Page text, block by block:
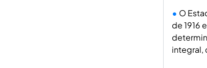
O
de 1916
integral,